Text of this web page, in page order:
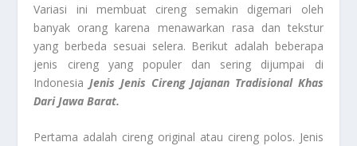
Variasi ini membuat cireng semakin digemari oleh
banyak orang karena menawarkan rasa dan tekstur
yang berbeda sesuai selera. Berikut adalah beberapa
jenis cireng yang populer dan sering dijumpai di
Indonesia Jenis Jenis Cireng Jajanan Tradisional Khas
Dari Jawa Barat.
Pertama adalah cireng original atau cireng polos. Jenis